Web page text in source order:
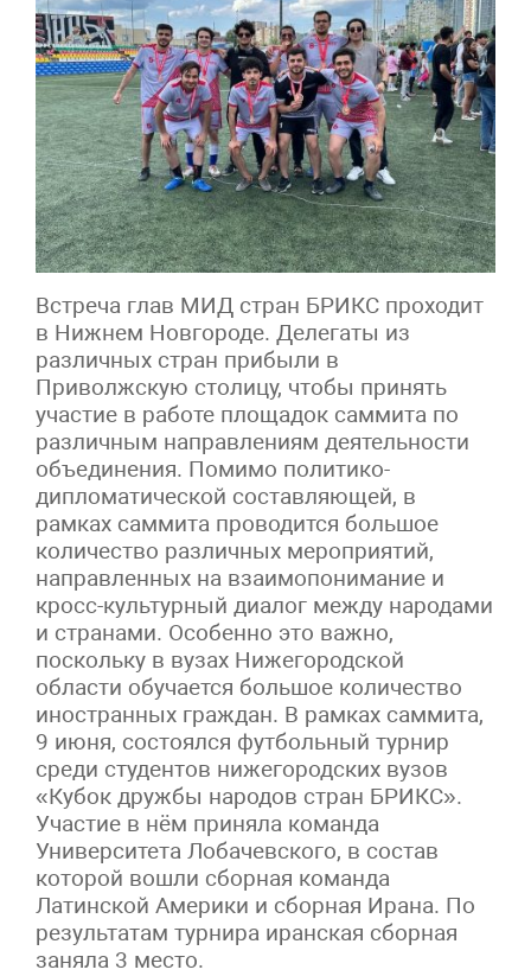
Встреча глав МИД стран БРИКС проходит
в Нижнем Новгороде. Делегаты из
различных стран прибыли в
Приволжскую столицу, чтобы принять
участие в работе площадок саммита по
различным направлениям деятельности
объединения. Помимо политико-
дипломатической составляющей, в
рамках саммита проводится большое
количество различных мероприятий,
направленных на взаимопонимание и
кросс-культурный диалог между народами
и странами. Особенно это важно,
поскольку в вузах Нижегородской
области обучается большое количество
иностранных граждан. В рамках саммита,
9 июня, состоялся футбольный турнир
среди студентов нижегородских вузов
«Кубок дружбы народов стран БРИКС».
Участие в нём приняла команда
Университета Лобачевского, в состав
которой вошли сборная команда
Латинской Америки и сборная Ирана. По
результатам турнира иранская сборная
заняла 3 место.